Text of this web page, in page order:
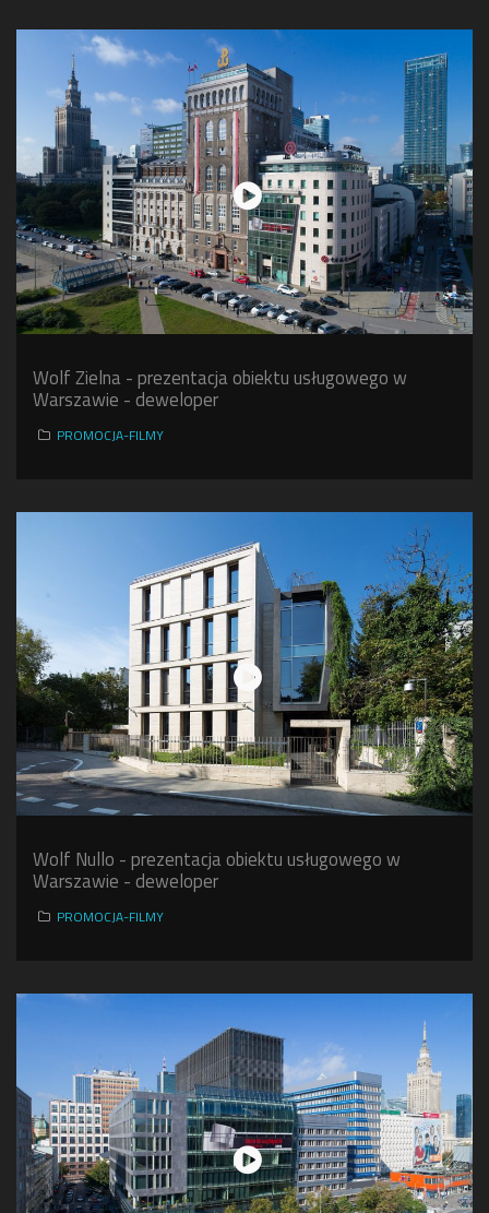
Wolf Zielna - prezentacja obiektu usługowego w
Warszawie - deweloper
PROMOCJA-FILMY
Wolf Nullo - prezentacja obiektu usługowego w
Warszawie - deweloper
PROMOCJA-FILMY